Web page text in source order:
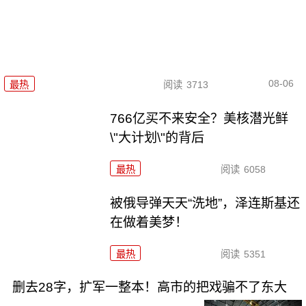
最热 阅读 3713 08-06
766亿买不来安全？美核潜光鲜
\"大计划\"的背后
最热 阅读 6058
被俄导弹天天“洗地”，泽连斯基还
在做着美梦！
最热 阅读 5351
删去28字，扩军一整本！高市的把戏骗不了东大